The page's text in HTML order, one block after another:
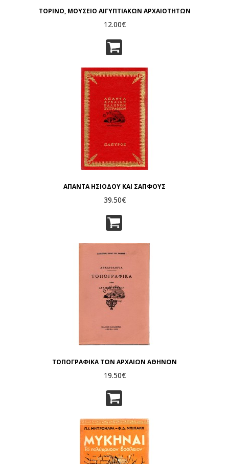
ΤΟΡΙΝΟ, ΜΟΥΣΕΙΟ ΑΙΓΥΠΤΙΑΚΩΝ ΑΡΧΑΙΟΤΗΤΩΝ
12.00€
ΑΠΑΝΤΑ ΗΣΙΟΔΟΥ ΚΑΙ ΣΑΠΦΟΥΣ
39.50€
ΤΟΠΟΓΡΑΦΙΚΑ ΤΩΝ ΑΡΧΑΙΩΝ ΑΘΗΝΩΝ
19.50€